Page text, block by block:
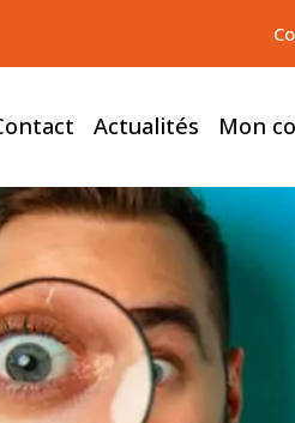
Actualités Mon